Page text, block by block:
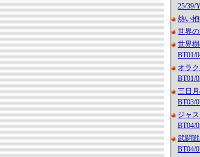
25/39/
熱い抱
世界の
世界
BT01/
オラ
BT01/
三日
BT03/
ジャ
BT04/
武闘
BT04/